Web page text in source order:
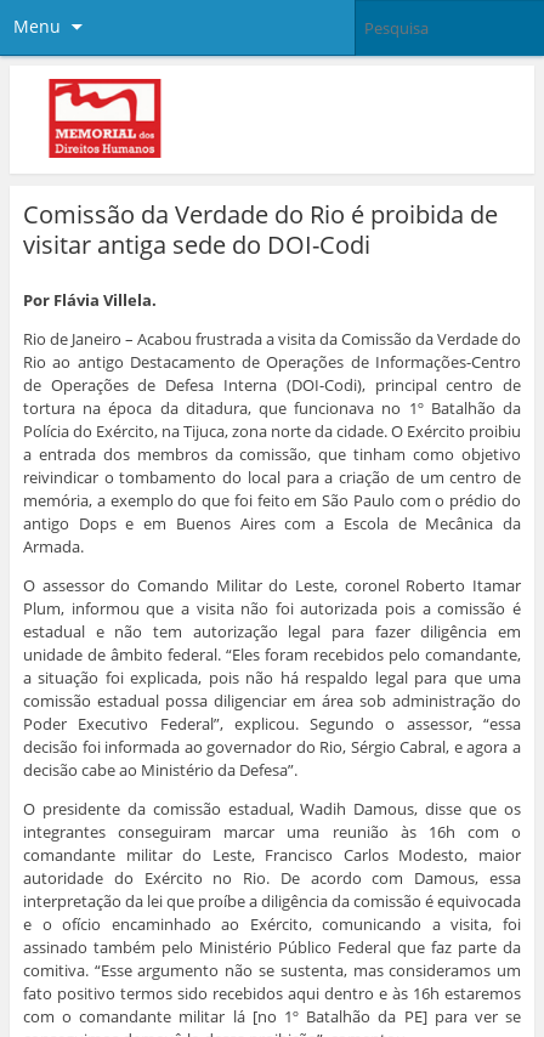
Menu
Comissão da Verdade do Rio é proibida de
visitar antiga sede do DOI-Codi
Por Flávia Villela.
Rio de Janeiro – Acabou frustrada a visita da Comissão da Verdade do
Rio ao antigo Destacamento de Operações de Informações-Centro
de Operações de Defesa Interna (DOI-Codi), principal centro de
tortura na época da ditadura, que funcionava no 1º Batalhão da
Polícia do Exército, na Tijuca, zona norte da cidade. O Exército proibiu
a entrada dos membros da comissão, que tinham como objetivo
reivindicar o tombamento do local para a criação de um centro de
memória, a exemplo do que foi feito em São Paulo com o prédio do
antigo Dops e em Buenos Aires com a Escola de Mecânica da
Armada.
O assessor do Comando Militar do Leste, coronel Roberto Itamar
Plum, informou que a visita não foi autorizada pois a comissão é
estadual e não tem autorização legal para fazer diligência em
unidade de âmbito federal. “Eles foram recebidos pelo comandante,
a situação foi explicada, pois não há respaldo legal para que uma
comissão estadual possa diligenciar em área sob administração do
Poder Executivo Federal”, explicou. Segundo o assessor, “essa
decisão foi informada ao governador do Rio, Sérgio Cabral, e agora a
decisão cabe ao Ministério da Defesa”.
O presidente da comissão estadual, Wadih Damous, disse que os
integrantes conseguiram marcar uma reunião às 16h com o
comandante militar do Leste, Francisco Carlos Modesto, maior
autoridade do Exército no Rio. De acordo com Damous, essa
interpretação da lei que proíbe a diligência da comissão é equivocada
e o ofício encaminhado ao Exército, comunicando a visita, foi
assinado também pelo Ministério Público Federal que faz parte da
comitiva. “Esse argumento não se sustenta, mas consideramos um
fato positivo termos sido recebidos aqui dentro e às 16h estaremos
com o comandante militar lá [no 1º Batalhão da PE] para ver se